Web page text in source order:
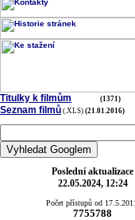
Titulky k filmům (1371)
Seznam filmů (.XLS) (21.01.2016)
Poslední aktualizace
22.05.2024, 12:24
Počet přístupů od
7755788